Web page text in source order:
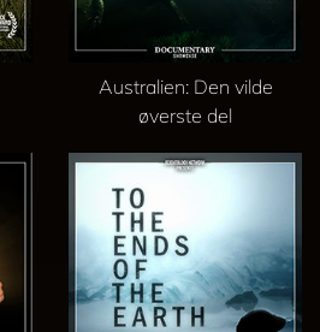
Australien: Den vilde
øverste del